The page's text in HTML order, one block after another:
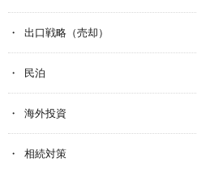
出口戦略（売却）
民泊
海外投資
相続対策